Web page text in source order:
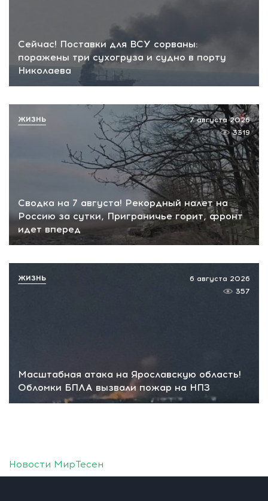
Сейчас! Поставки для ВСУ сорваны:
поражены три сухогруза и судно в порту
Николаева
Сводка на 7 августа! Рекордный налет на
Россию за сутки, Приграничье горит, фронт
идет вперед
7 августа 2026
3319
ЖИЗНЬ
Масштабная атака на Ярославскую область!
Обломки БПЛА вызвали пожар на НПЗ
6 августа 2026
357
ЖИЗНЬ
Новости МирТесен